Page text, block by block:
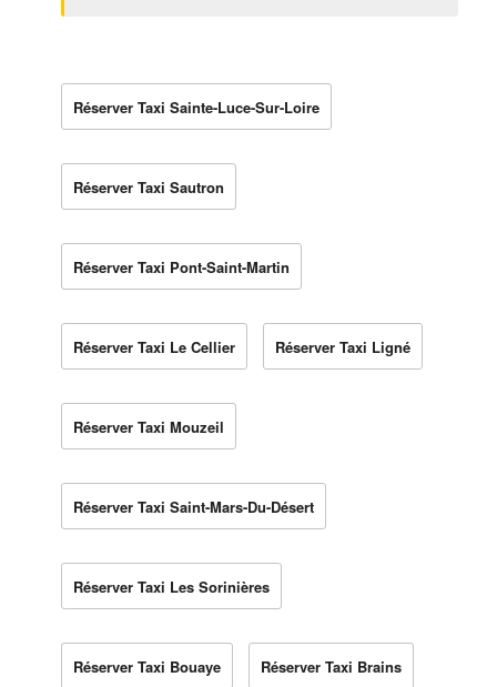
Réserver Taxi Sainte-Luce-Sur-Loire
Réserver Taxi Sautron
Réserver Taxi Pont-Saint-Martin
Réserver Taxi Le Cellier Réserver Taxi Ligné
Réserver Taxi Mouzeil
Réserver Taxi Saint-Mars-Du-Désert
Réserver Taxi Les Sorinières
Réserver Taxi Bouaye Réserver Taxi Brains